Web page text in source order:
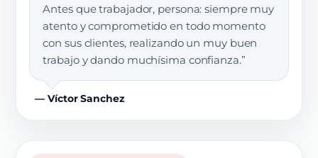
Antes que trabajador, persona: siempre muy
atento y comprometido en todo momento
con sus clientes, realizando un muy buen
trabajo y dando muchísima confianza.”
— Víctor Sanchez